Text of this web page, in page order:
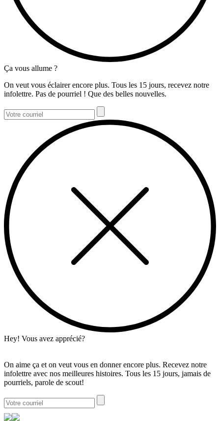
Ça vous allume ?
On veut vous éclairer encore plus. Tous les 15 jours, recevez notre
infolettre. Pas de pourriel ! Que des belles nouvelles.
Hey! Vous avez apprécié?
On aime ça et on veut vous en donner encore plus. Recevez notre
infolettre avec nos meilleures histoires. Tous les 15 jours, jamais de
pourriels, parole de scout!